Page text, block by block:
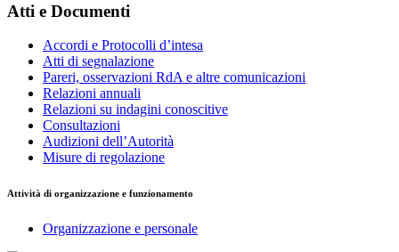
Atti e Documenti
Accordi e Protocolli d’intesa
Atti di segnalazione
Pareri, osservazioni RdA e altre comunicazioni
Relazioni annuali
Relazioni su indagini conoscitive
Consultazioni
Audizioni dell’Autorità
Misure di regolazione
Attività di organizzazione e funzionamento
Organizzazione e personale